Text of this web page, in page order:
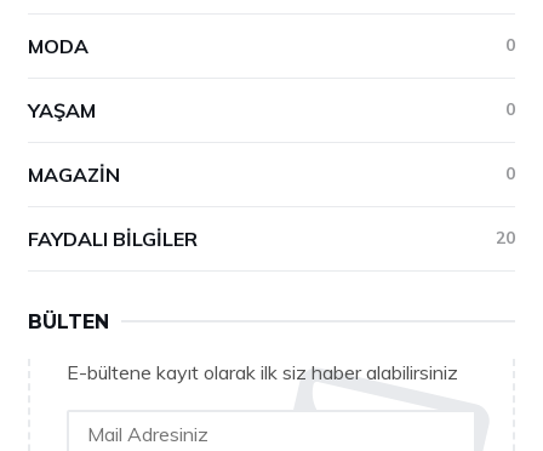
MODA 0
YAŞAM 0
MAGAZIN 0
FAYDALI BILGILER 20
BÜLTEN
E-bültene kayıt olarak ilk siz haber alabilirsiniz